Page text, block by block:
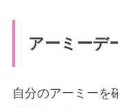
アーミーデ
自分のアーミーを